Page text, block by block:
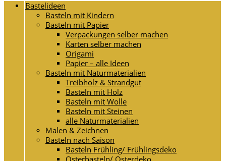
Bastelideen
Basteln mit Kindern
Basteln mit Papier
Verpackungen selber machen
Karten selber machen
Origami
Papier – alle Ideen
Basteln mit Naturmaterialien
Treibholz & Strandgut
Basteln mit Holz
Basteln mit Wolle
Basteln mit Steinen
alle Naturmaterialien
Malen & Zeichnen
Basteln nach Saison
Basteln Frühling/ Frühlingsdeko
Osterbasteln/ Osterdeko